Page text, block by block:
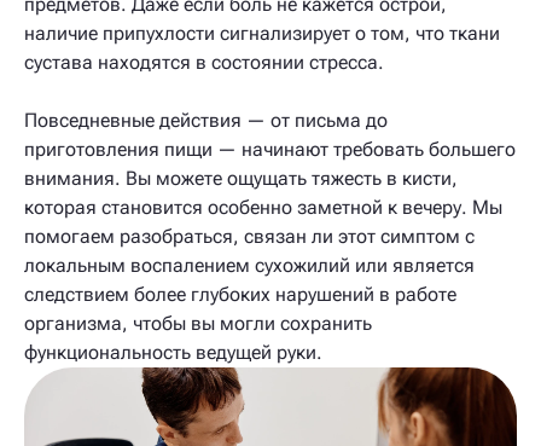
наличие припухлости сигнализирует о том, что ткани
сустава находятся в состоянии стресса.
Повседневные действия — от письма до
приготовления пищи — начинают требовать большего
внимания. Вы можете ощущать тяжесть в кисти,
которая становится особенно заметной к вечеру. Мы
помогаем разобраться, связан ли этот симптом с
локальным воспалением сухожилий или является
следствием более глубоких нарушений в работе
организма, чтобы вы могли сохранить
функциональность ведущей руки.